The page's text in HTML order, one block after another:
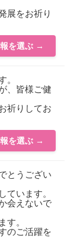
展をお祈り
を選ぶ →
。
、皆様ご健
祈りしてお
を選ぶ →
とうござい
ています。
会えないで
す。
のご活躍を